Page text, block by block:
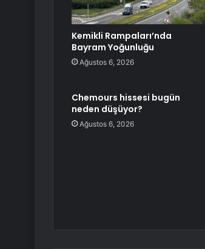
Kemikli Rampaları’nda
Bayram Yoğunluğu
Ağustos 6, 2026
Chemours hissesi bugün
neden düşüyor?
Ağustos 6, 2026